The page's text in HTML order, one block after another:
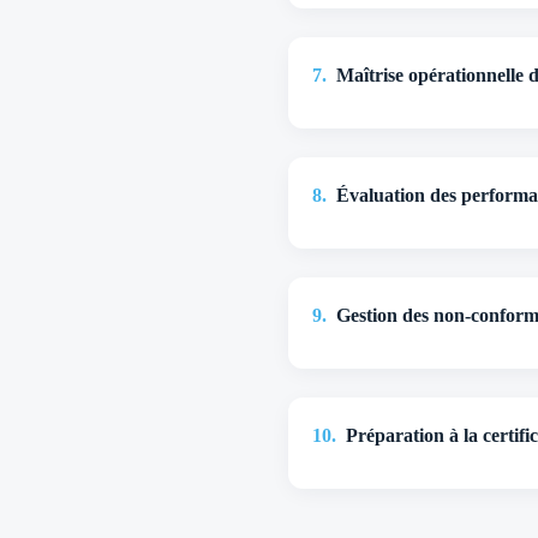
7. Maîtrise opérationnelle
8. Évaluation des
9. Gestion des non-
10. Préparation à la